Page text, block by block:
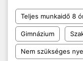
Teljes munkaidő 8
Gimnázium
Nem szükséges